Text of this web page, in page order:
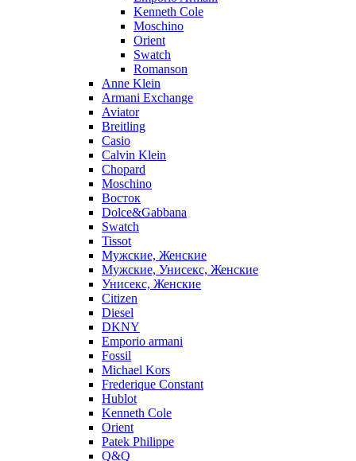
Kenneth Cole
Moschino
Orient
Swatch
Romanson
Anne Klein
Armani Exchange
Aviator
Breitling
Casio
Calvin Klein
Chopard
Moschino
Восток
Dolce&Gabbana
Swatch
Tissot
Мужские, Женские
Мужские, Унисекс, Женские
Унисекс, Женские
Citizen
Diesel
DKNY
Emporio armani
Fossil
Michael Kors
Frederique Constant
Hublot
Kenneth Cole
Orient
Patek Philippe
Q&Q